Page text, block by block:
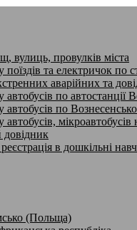
вулиць, провулків міста
поїздів та електричок по
аварійних та
автобусів по автостанції
автобусів по
автобусів,
в дошкільні
(Польща)